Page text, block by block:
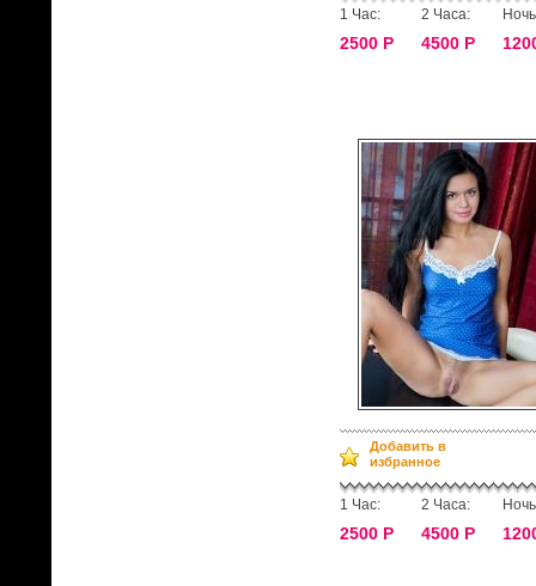
1 Час:
2500 Р
2 Часа:
4500 Р
Добавить в
избранное
1 Час:
2500 Р
2 Часа:
4500 Р